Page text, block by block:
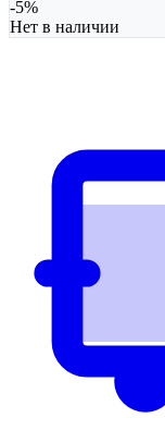
-5%
Нет в наличии